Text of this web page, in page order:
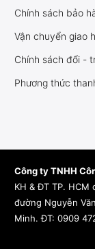
Chính sách bảo
Vận chuyển giao
Chính sách đổi -
Phương thức
Công ty TNHH
KH & ĐT TP.
đường Nguyễn
Minh.ĐT: 0909